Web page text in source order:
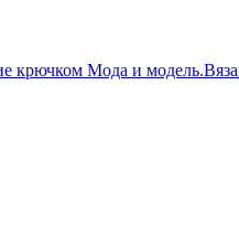
крючком Мода и